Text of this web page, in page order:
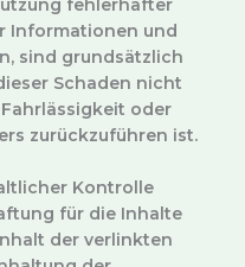
fehlerhafter
Informationen und
sind grundsätzlich
Schaden nicht
oder
zurückzuführen ist.
Kontrolle
für die Inhalte
der verlinkten